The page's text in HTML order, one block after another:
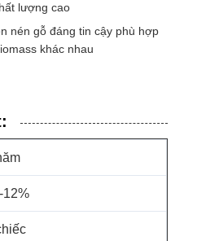
lượng cao
nén gỗ đáng tin cậy phù hợp
khác nhau
12%